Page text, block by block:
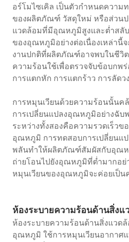
อร์โมไซเคิล เป็นตัวกำหนดควา
ของผลิตภัณฑ์ วัสดุใหม่ หรือส่วน
แวดล้อมที่มีอุณหภูมิสูงและต่ำสลับ
ของอุณหภูมิอย่างต่อเนื่องเหล่านี้จ
งานปกติที่ผลิตภัณฑ์อาจพบในชีวิต
ความร้อนใช้เพื่อตรวจจับข้อบกพร่
การแตกหัก การแตกร้าว การลัดว
การหมุนเวียนด้วยความร้อนนั้นค
การเปลี่ยนแปลงอุณหภูมิอย่างฉับ
ระหว่างทั้งสองคือความรวดเร็วข
อุณหภูมิ การทดสอบการเปลี่ยนแ
พลันทำให้ผลิตภัณฑ์สัมผัสกับอุณห
ถ่ายโอนไปยังอุณหภูมิที่ต่ำมากอย่
หมุนเวียนของอุณหภูมิจะค่อยเป็น
ห้องระบายความร้อนด้านสิ่งแ
ห้องระบายความร้อนด้านสิ่งแวด
อุณหภูมิ ใช้การหมุนเวียนอากาศ